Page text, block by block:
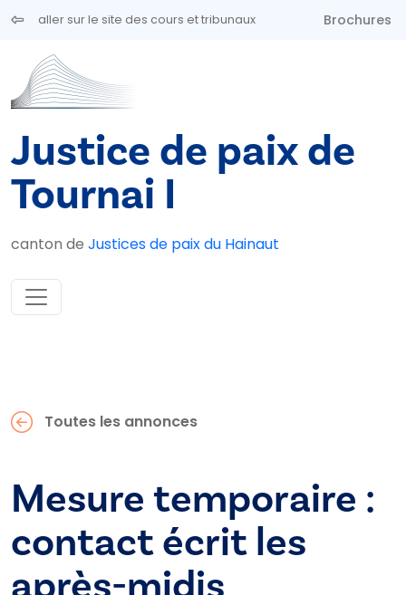
Aller au contenu principal
aller sur le site des cours et tribunaux Brochures
Justice de paix de
Tournai I
canton de Justices de paix du Hainaut
Toutes les annonces
Mesure temporaire :
contact écrit les